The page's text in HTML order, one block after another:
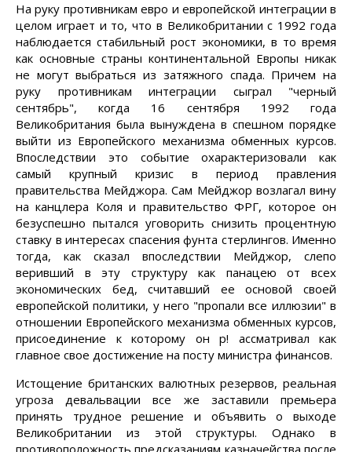
На руку противникам евро и европейской интеграции в
целом играет и то, что в Великобритании с 1992 года
наблюдается стабильный рост экономики, в то время
как основные страны континентальной Европы никак
не могут выбраться из затяжного спада. Причем на
руку противникам интеграции сыграл "черный
сентябрь", когда 16 сентября 1992 года
Великобритания была вынуждена в спешном порядке
выйти из Европейского механизма обменных курсов.
Впоследствии это событие охарактеризовали как
самый крупный кризис в период правления
правительства Мейджора. Сам Мейджор возлагал вину
на канцлера Коля и правительство ФРГ, которое он
безуспешно пытался уговорить снизить процентную
ставку в интересах спасения фунта стерлингов. Именно
тогда, как сказал впоследствии Мейджор, слепо
веривший в эту структуру как панацею от всех
экономических бед, считавший ее основой своей
европейской политики, у него "пропали все иллюзии" в
отношении Европейского механизма обменных курсов,
присоединение к которому он р! ассматривал как
главное свое достижение на посту министра финансов.
Истощение британских валютных резервов, реальная
угроза девальвации все же заставили премьера
принять трудное решение и объявить о выходе
Великобритании из этой структуры. Однако в
противоположность предсказаниям казначейства после